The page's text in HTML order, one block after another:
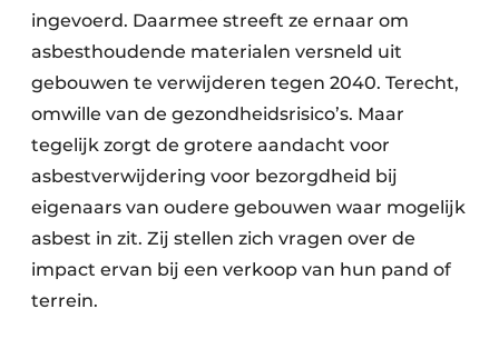
ingevoerd. Daarmee streeft ze ernaar om
asbesthoudende materialen versneld uit
gebouwen te verwijderen tegen 2040. Terecht,
omwille van de gezondheidsrisico’s. Maar
tegelijk zorgt de grotere aandacht voor
asbestverwijdering voor bezorgdheid bij
eigenaars van oudere gebouwen waar mogelijk
asbest in zit. Zij stellen zich vragen over de
impact ervan bij een verkoop van hun pand of
terrein.